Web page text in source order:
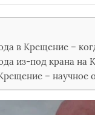
в Крещение –
из-под крана на
– научное